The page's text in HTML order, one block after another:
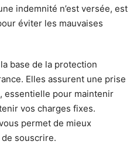
indemnité n’est versée, est
éviter les mauvaises
base de la protection
Elles assurent une prise
essentielle pour maintenir
vos charges fixes.
permet de mieux
souscrire.